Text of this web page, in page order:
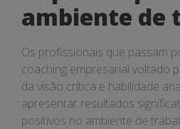
ambiente de
Os profissionais que passam
coaching empresarial voltado
da visão crítica e habilidade
apresentar resultados
positivos no ambiente de